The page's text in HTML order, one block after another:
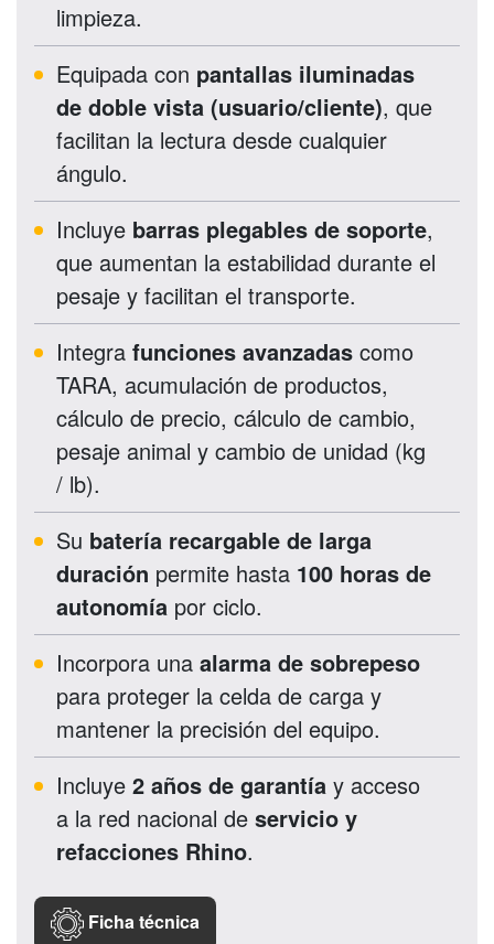
limpieza.
Equipada con pantallas iluminadas
de doble vista (usuario/cliente), que
facilitan la lectura desde cualquier
ángulo.
Incluye barras plegables de soporte,
que aumentan la estabilidad durante el
pesaje y facilitan el transporte.
Integra funciones avanzadas como
TARA, acumulación de productos,
cálculo de precio, cálculo de cambio,
pesaje animal y cambio de unidad (kg
/ lb).
Su batería recargable de larga
duración permite hasta 100 horas de
autonomía por ciclo.
Incorpora una alarma de sobrepeso
para proteger la celda de carga y
mantener la precisión del equipo.
Incluye 2 años de garantía y acceso
a la red nacional de servicio y
refacciones Rhino.
Ficha técnica